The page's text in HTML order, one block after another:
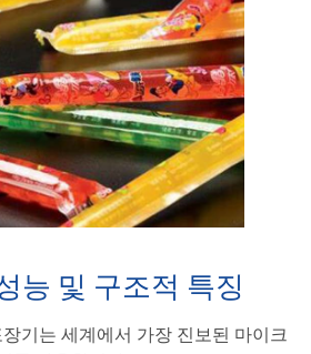
능 및 구조적 특징
기는 세계에서 가장 진보된 마이크